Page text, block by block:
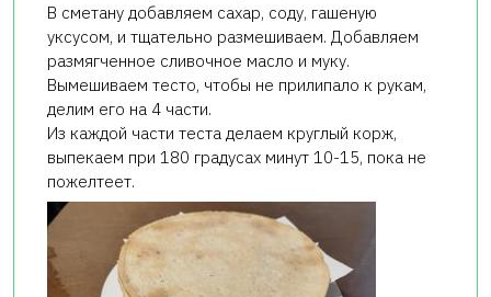
В сметану добавляем сахар, соду, гашеную
уксусом, и тщательно размешиваем. Добавляем
размягченное сливочное масло и муку.
Вымешиваем тесто, чтобы не прилипало к рукам,
делим его на 4 части.
Из каждой части теста делаем круглый корж,
выпекаем при 180 градусах минут 10-15, пока не
пожелтеет.